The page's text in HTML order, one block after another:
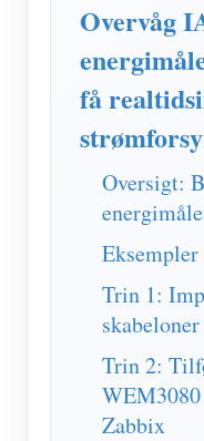
Self-hosting
EV oplader
Virtuel
Ansøgninger
Solar PV
PV-
butik
Ressourcer
Produkt
Fællesskab
Overvåg
få
Oversigt:
Trin 1:
Trin 2:
Zabbix